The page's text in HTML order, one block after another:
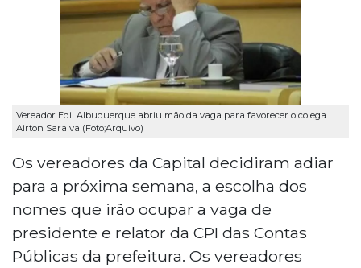
Vereador Edil Albuquerque abriu mão da vaga para favorecer o colega
Airton Saraiva (Foto;Arquivo)
Os vereadores da Capital decidiram adiar
para a próxima semana, a escolha dos
nomes que irão ocupar a vaga de
presidente e relator da CPI das Contas
Públicas da prefeitura. Os vereadores